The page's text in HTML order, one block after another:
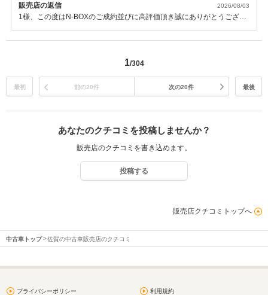
販売店の返信 2026/08/03
1様、この度はN-BOXのご成約並びに高評価頂き誠にありがとうござい
ます！！ いつもお店をご利用いただきありがとうございます！！ N-
BOXで沢山思い出を作ってください！！ これからも末永いお付き合い
1/304
最初 前の20件 次の20件 最後
あなたのクチコミを投稿しませんか？
販売店のクチコミを書き込めます。
投稿する
販売店クチコミトップへ
中古車トップ 佐賀の中古車販売店のクチコミ
プライバシーポリシー 利用規約